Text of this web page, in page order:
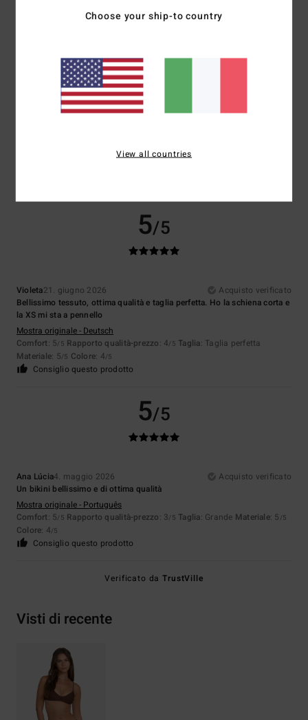
Comfort
Rapporto qualità-prezzo
Taglia
Troppo piccoloTroppo grande
4.0
5/5
Violeta21. giugno 2026
Acquisto verificato
Bellissimo tessuto, ottima qualità e taglia perfetta. Ho la schiena corta e
la XS mi sta a pennello
Mostra originale - Deutsch
Comfort: 5/5 Rapporto qualità-prezzo: 4/5 Taglia: Taglia perfetta
Materiale: 5/5 Colore: 4/5
Consiglio questo prodotto
5/5
Ana Lúcia4. maggio 2026
Acquisto verificato
Un bikini bellissimo e di ottima qualità
Mostra originale - Português
Comfort: 5/5 Rapporto qualità-prezzo: 3/5 Taglia: Grande Materiale: 5 /5
Colore: 4/5
Consiglio questo prodotto
Verificato daTrustVille
Visti di recente
Choose your ship-to country
View all countries